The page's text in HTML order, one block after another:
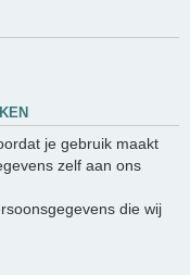
je gebruik maakt
zelf aan ons
die wij